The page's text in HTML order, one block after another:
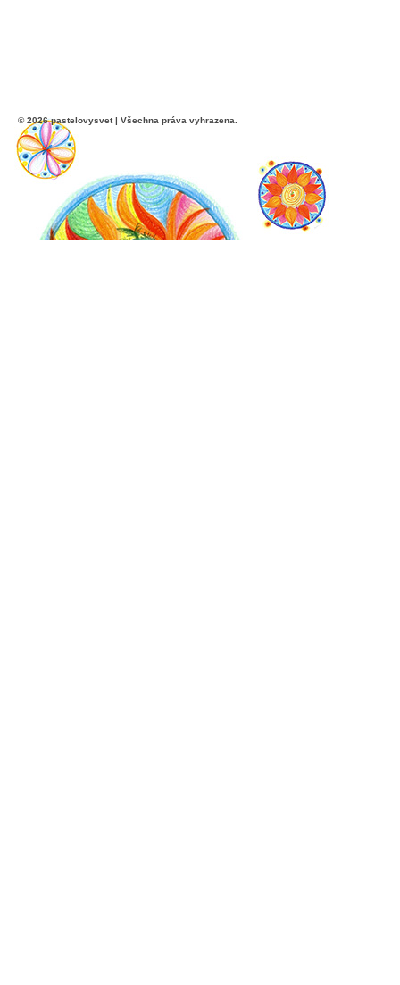
© 2026 pastelovysvet | Všechna práva vyhrazena.